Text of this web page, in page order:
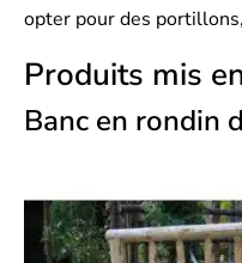
opter pour des
Produits mis
Banc en rondin